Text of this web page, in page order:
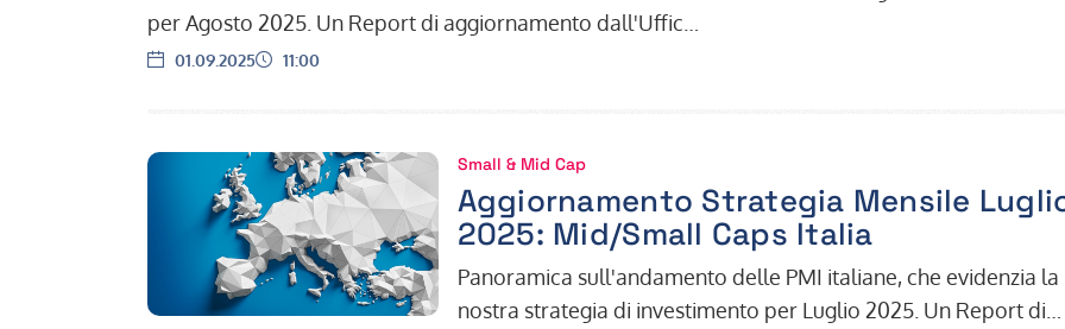
per Agosto 2025. Un Report di aggiornamento dall'Uffic…
Data:
01.09.2025 Ora:
11:00
Small & Mid Cap
Aggiornamento Strategia Mensile
2025: Mid/Small Caps Italia
Panoramica sull'andamento delle PMI italiane, che evidenzia la
nostra strategia di investimento per Luglio 2025. Un Report di